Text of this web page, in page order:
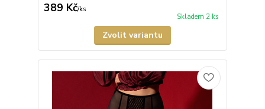
389 Kč/ks
Skladem 2 ks
Zvolit variantu